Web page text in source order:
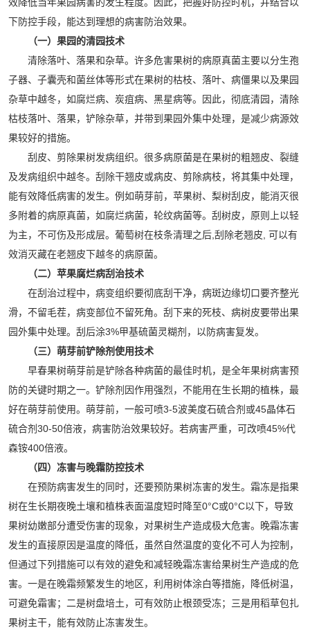
下防控手段，能达到理想的病害防治效果。
（一）果园的清园技术
清除落叶、落果和杂草。许多危害果树的病原真菌主要以分生孢
子器、子囊壳和菌丝体等形式在果树的枯枝、落叶、病僵果以及果园
杂草中越冬，如腐烂病、炭疽病、黑星病等。因此，彻底清园，清除
枯枝落叶、落果，铲除杂草，并带到果园外集中处理，是减少病源效
果较好的措施。
刮皮、剪除果树发病组织。很多病原菌是在果树的粗翘皮、裂缝
及发病组织中越冬。刮除干翘皮或病皮、剪除病枝，将其集中处理，
能有效降低病害的发生。例如萌芽前，苹果树、梨树刮皮，能消灭很
多附着的病原真菌，如腐烂病菌，轮纹病菌等。刮树皮，原则上以轻
为主，不可伤及形成层。葡萄树在枝条清理之后,刮除老翘皮, 可以有
效消灭藏在老翘皮下越冬的病原菌。
（二）苹果腐烂病刮治技术
在刮治过程中，病变组织要彻底刮干净，病斑边缘切口要齐整光
滑，不留毛茬，病变部位不留死角。刮下来的死枝、病树皮要带出果
园外集中处理。刮后涂3%甲基硫菌灵糊剂，以防病害复发。
（三）萌芽前铲除剂使用技术
早春果树萌芽前是铲除各种病菌的最佳时机，是全年果树病害预
防的关键时期之一。铲除剂因作用强烈，不能用在生长期的植株，最
好在萌芽前使用。萌芽前，一般可喷3-5波美度石硫合剂或45晶体石
硫合剂30-50倍液，病害防治效果较好。若病害严重，可改喷45%代
森铵400倍液。
（四）冻害与晚霜防控技术
在预防病害发生的同时，还要预防果树冻害的发生。霜冻是指果
树在生长期夜晚土壤和植株表面温度短时降至0°C或0°C以下，导致
果树幼嫩部分遭受伤害的现象，对果树生产造成极大危害。晚霜冻害
发生的直接原因是温度的降低，虽然自然温度的变化不可人为控制，
但通过下列措施可以有效的避免和减轻晚霜冻害给果树生产造成的危
害。一是在晚霜频繁发生的地区，利用树体涂白等措施，降低树温，
可避免霜害；二是树盘培土，可有效防止根颈受冻；三是用稻草包扎
果树主干，能有效防止冻害发生。